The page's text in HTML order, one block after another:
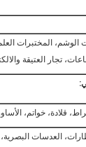
المختبرات
تجار العتيقة
قلادة، خواتم،
العدسات